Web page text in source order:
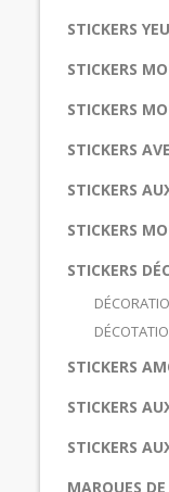
STICKERS
STICKERS
STICKERS
STICKERS
STICKERS
STICKERS
STICKERS
STICKERS
STICKERS
STICKERS
MARQUES